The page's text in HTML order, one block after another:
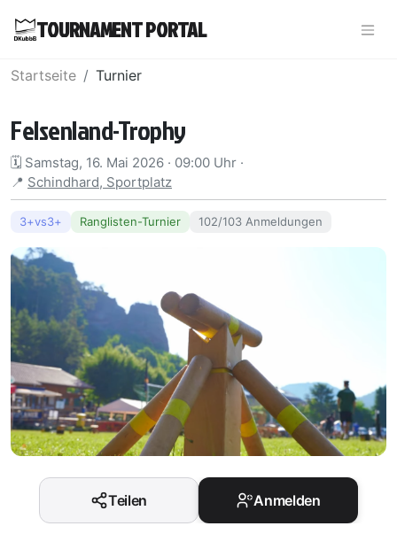
TOURNAMENT PORTAL
Startseite Turnier
Felsenland-Trophy
🗓️ Samstag, 16. Mai 2026 · 09:00 Uhr ·
📍 Schindhard, Sportplatz
3+vs3+ Ranglisten-Turnier 102/103 Anmeldungen
Teilen Anmelden